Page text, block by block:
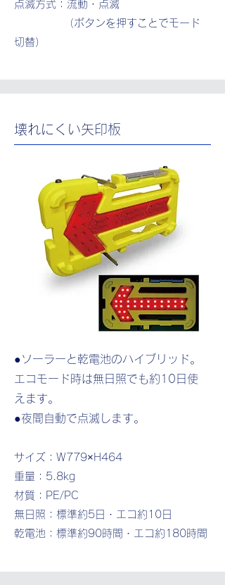
点滅方式：流動・点滅
​ （ボタンを押すことでモード
切替）
壊れにくい矢印板
●ソーラーと乾電池のハイブリッド。
エコモード時は無日照でも約10日使
えます。
●夜間自動で点滅します。
サイズ：W779×H464
重量：5.8kg
材質：PE/PC
無日照：標準約5日・エコ約10日
​乾電池：標準約90時間・エコ約180時間